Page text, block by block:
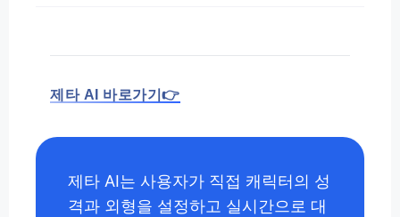
제타 AI 바로가기👉
제타 AI는 사용자가 직접 캐릭터의 성
격과 외형을 설정하고 실시간으로 대